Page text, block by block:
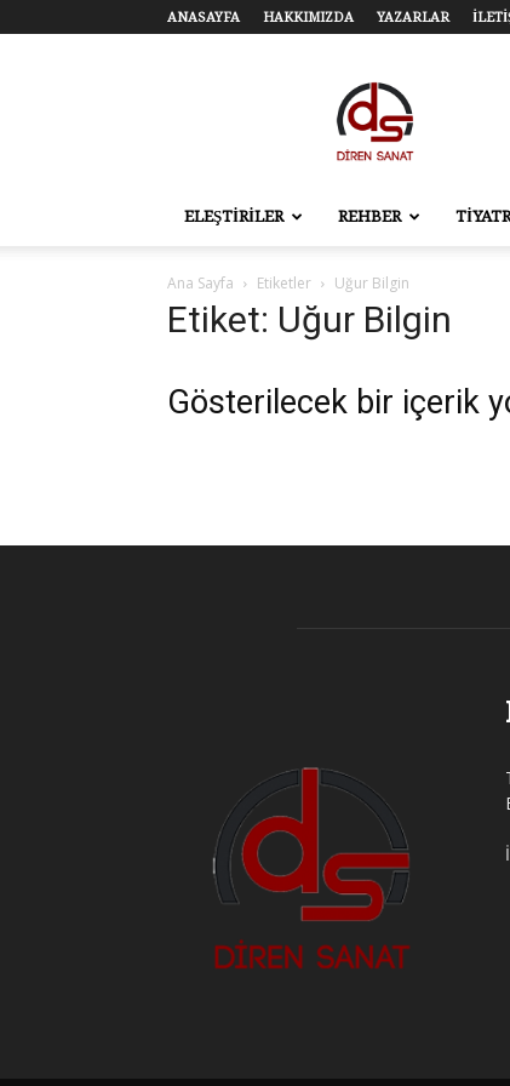
ANASAYFA HAKKIMIZDA YAZARLAR
Diren
Sanat
–
Tiyatro,
Sahne
ELEŞTİRİLER REHBER
Ana Sayfa Etiketler Uğur Bilgin
Etiket: Uğur Bilgin
Gösterilecek bir içerik